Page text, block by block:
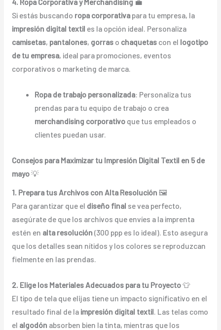
4. Ropa Corporativa y Merchandising 💼
Si estás buscando ropa corporativapara tu empresa, la
impresión digital textil es la opción ideal. Personaliza
camisetas, pantalones, gorraso chaquetascon el logotipo
de tu empresa, ideal para promociones, eventos
corporativos o marketing de marca.
Ropa de trabajo personalizada: Personaliza tus
prendas para tu equipo de trabajo o crea
merchandising corporativo que tus empleados o
clientes puedan usar.
Consejos para Maximizar tu Impresión Digital Textil en 5 de
mayo💡
1. Prepara tus Archivos con Alta Resolución 🖼️
Para garantizar que el diseño final se vea perfecto,
asegúrate de que los archivos que envíes a la imprenta
estén en alta resolución (300 ppp es lo ideal). Esto asegura
que los detalles sean nítidos y los colores se reproduzcan
fielmente en las prendas.
2. Elige los Materiales Adecuados para tu Proyecto👕
El tipo de tela que elijas tiene un impacto significativo en el
resultado final de la impresión digital textil . Las telas como
el algodón absorben bien la tinta, mientras que los